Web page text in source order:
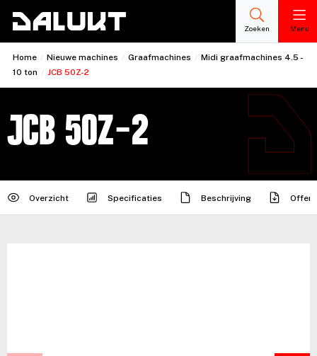
Zoeken Menu
Home / Nieuwe machines / Graafmachines / Midi graafmachines 4.5 -
10 ton / JCB 50Z-2
JCB 50Z-2
Overzicht Specificaties Beschrijving